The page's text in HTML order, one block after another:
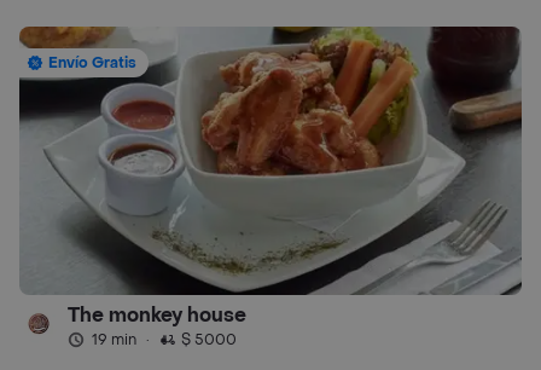
Envío Gratis
The monkey house
19 min · $ 5000